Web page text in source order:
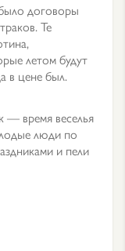
договоры
Те
летом будут
в цене был.
— время веселья
люди по
и пели